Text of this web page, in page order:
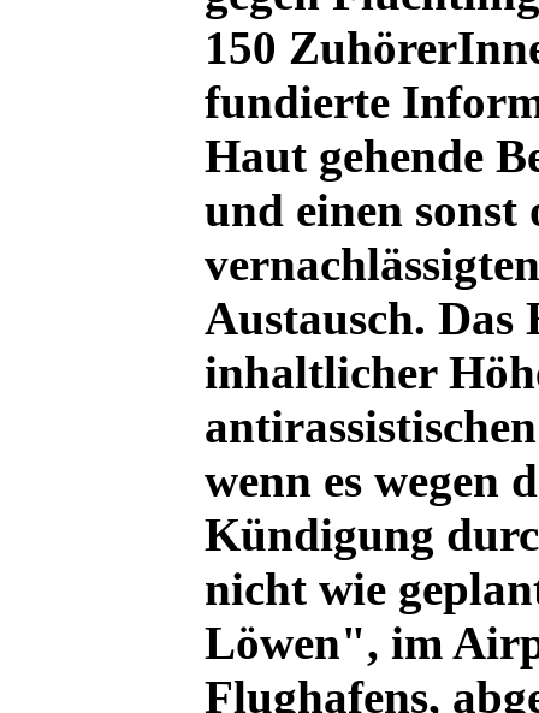
150
fundierte
Haut gehende
und einen sonst
Austausch. Das
inhaltlicher
wenn es wegen
Kündigung
nicht wie
Löwen", im
Flughafens,